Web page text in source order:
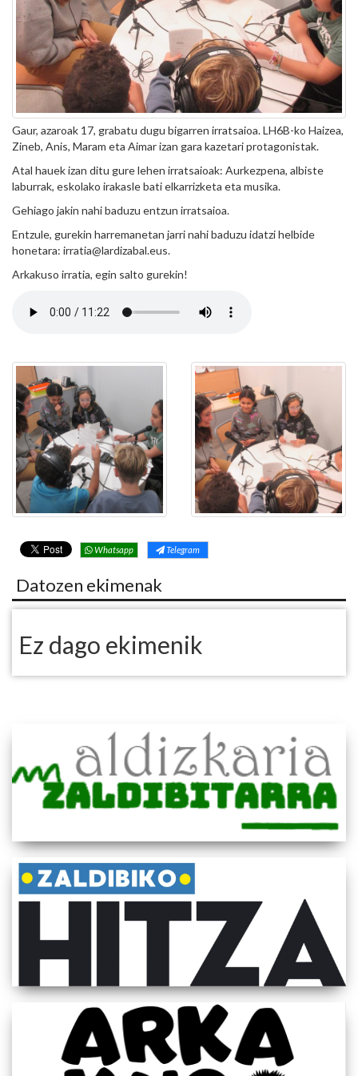
Gaur, azaroak 17, grabatu dugu bigarren irratsaioa. LH6B-ko Haizea,
Zineb, Anis, Maram eta Aimar izan gara kazetari protagonistak.
Atal hauek izan ditu gure lehen irratsaioak: Aurkezpena, albiste
laburrak, eskolako irakasle bati elkarrizketa eta musika.
Gehiago jakin nahi baduzu entzun irratsaioa.
Entzule, gurekin harremanetan jarri nahi baduzu idatzi helbide
honetara: irratia@lardizabal.eus.
Arkakuso irratia, egin salto gurekin!
Whatsapp Telegram
Datozen ekimenak
Ez dago ekimenik